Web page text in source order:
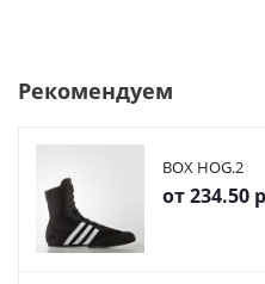
Рекомендуем
BOX HOG.2
от234.50